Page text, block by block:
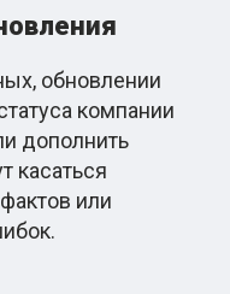
обновлении
компании
дополнить
касаться
или